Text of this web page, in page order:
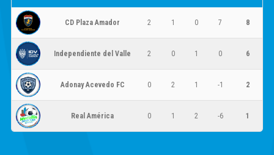
CD Plaza Amador 2 1 0 7 8
Independiente del Valle 2 0 1 0 6
Adonay Acevedo FC 0 2 1 -1 2
Real América 0 1 2 -6 1